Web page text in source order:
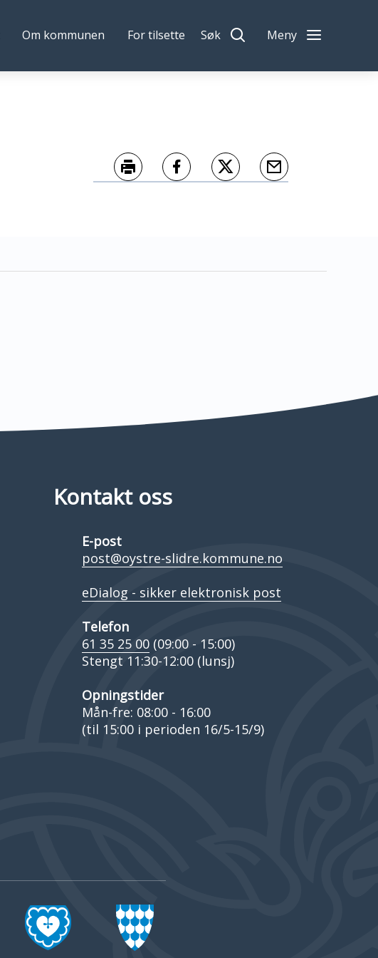
Om kommunen For tilsette Søk Meny
Kontakt oss
E-post
post@oystre-slidre.kommune.no
eDialog - sikker elektronisk post
Telefon
61 35 25 00 (09:00 - 15:00)
Stengt 11:30-12:00 (lunsj)
Opningstider
Mån-fre: 08:00 - 16:00
(til 15:00 i perioden 16/5-15/9)